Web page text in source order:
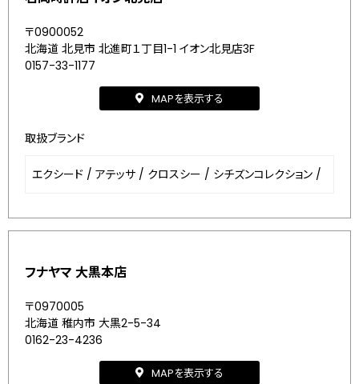
〒0900052
北海道 北見市 北進町１丁目1-1 イオン北見店3F
0157-33-1177
MAPを表示する
取扱ブランド
エクシード / アテッサ / クロスシー / シチズンコレクション /
フナヤマ 大黒本店
〒0970005
北海道 稚内市 大黒2-5-34
0162-23-4236
MAPを表示する